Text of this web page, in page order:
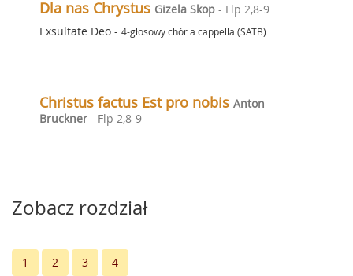
Dla nas Chrystus Gizela Skop - Flp 2,8-9
Exsultate Deo - 4-głosowy chór a cappella (SATB)
Christus factus Est pro nobis Anton
Bruckner - Flp 2,8-9
Zobacz rozdział
1 2 3 4